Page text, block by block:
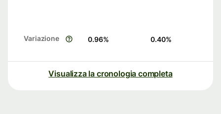
Variazione 0.96% 0.40%
Visualizza la cronologia completa